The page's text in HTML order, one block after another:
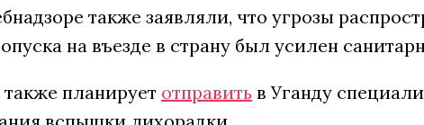
также заявляли, что угрозы
на въезде в страну был усилен
планирует отправить в Уганду